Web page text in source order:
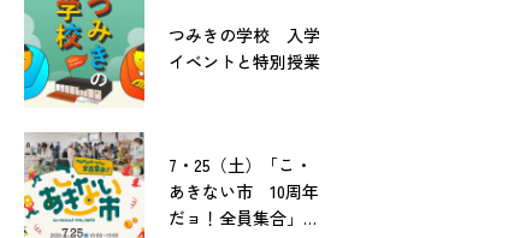
つみきの学校 入学
イベントと特別授業
7・25（土）「こ・
あきない市 10周年
だョ！全員集合」開